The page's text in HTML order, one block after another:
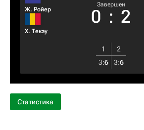
Ж. Ройер
Х. Текэу
Завершен
0 : 2
1
2
3:6 3:6
Статистика